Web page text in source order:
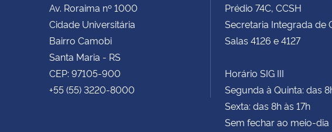
Av. Roraima nº 1000
Cidade Universitária
Bairro Camobi
Santa Maria - RS
CEP: 97105-900
+55 (55) 3220-8000
Prédio 74C, CCSH
Secretaria Integrada de
Salas 4126 e 4127
Horário SIG III
Segunda à Quinta: das
Sexta: das 8h às 17h
Sem fechar ao meio-dia